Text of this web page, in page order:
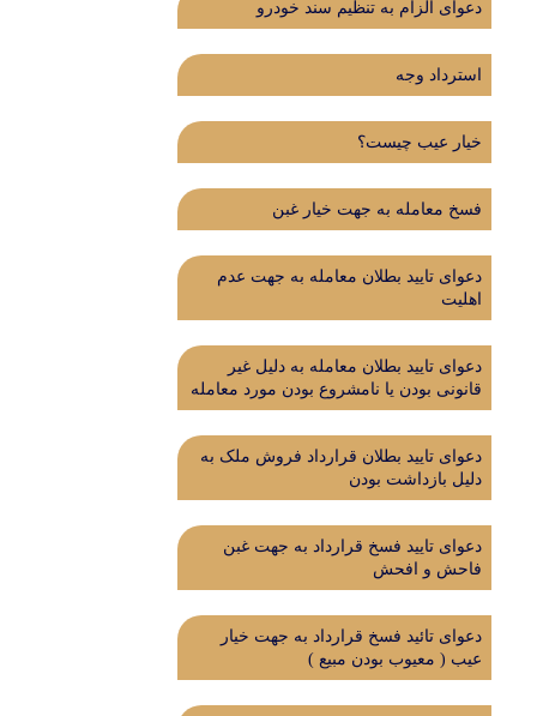
دعوای الزام به تنظیم سند خودرو
استرداد وجه
خیار عیب چیست؟
فسخ معامله به جهت خیار غبن
دعوای تایید بطلان معامله به جهت عدم
اهلیت
دعوای تایید بطلان معامله به دلیل غیر
قانونی بودن یا نامشروع بودن مورد معامله
دعوای تایید بطلان قرارداد فروش ملک به
دلیل بازداشت بودن
دعوای تایید فسخ قرارداد به جهت غبن
فاحش و افحش
دعوای تائید فسخ قرارداد به جهت خیار
عیب ( معیوب بودن مبیع )